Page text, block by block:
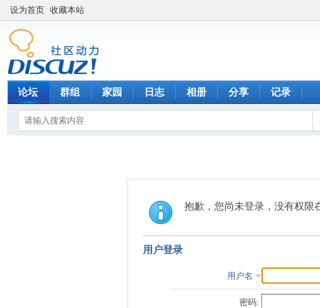
设为首页 收藏本站
论坛 群组 家园 日志 相册 分享 记录
抱歉，您尚未登录，没有权限
用户登录
用户名
密码: